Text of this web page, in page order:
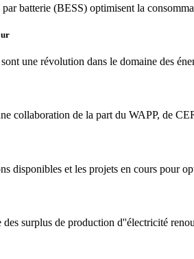
batterie (BESS) optimisent la
une révolution dans le domaine des
collaboration de la part du WAPP, de
disponibles et les projets en cours pour
surplus de production d''électricité